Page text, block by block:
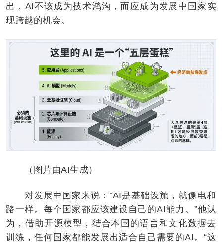
出，AI不该成为技术鸿沟，而应成为发展中国家实
现跨越的机会。
（图片由AI生成）
对发展中国家来说：“AI是基础设施，就像电和
路一样。每个国家都应该建设自己的AI能力。”他认
为，借助开源模型，结合本国的语言和文化数据去
训练，任何国家都能发展出适合自己需要的AI。“这